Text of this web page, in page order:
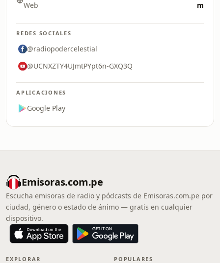
Web
m
REDES SOCIALES
@radiopodercelestial
@UCNXZTY4UJmtPYpt6n-GXQ3Q
APLICACIONES
Google Play
Emisoras.com.pe
Escucha emisoras de radio y pódcasts de Emisoras.com.pe por
ciudad, género o estado de ánimo — gratis en cualquier
dispositivo.
EXPLORAR POPULARES